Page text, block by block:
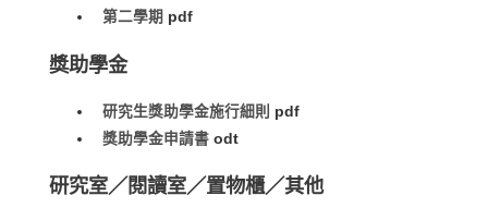
第二學期 pdf
獎助學金
研究生獎助學金施行細則 pdf
獎助學金申請書 odt
研究室／閱讀室／置物櫃／其他